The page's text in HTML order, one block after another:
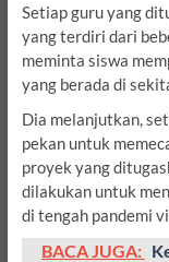
Setiap guru yang
yang terdiri dari
meminta siswa
yang berada di
Dia melanjutkan,
pekan untuk
proyek yang
dilakukan untuk
di tengah pandemi
BACA JUGA: